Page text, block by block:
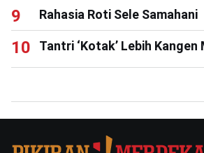
Rahasia Roti Sele Samahani
Tantri ‘Kotak’ Lebih